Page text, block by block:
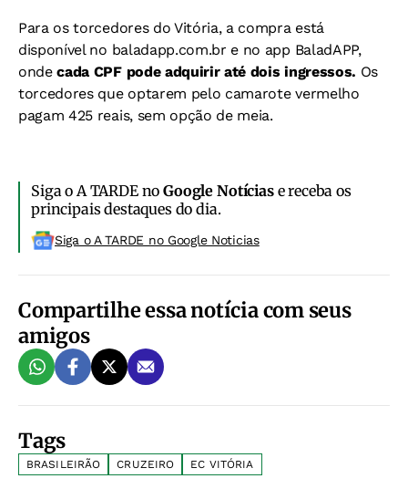
Para os torcedores do Vitória, a compra está
disponível no baladapp.com.br e no app BaladAPP,
ondecada CPF pode adquirir até dois ingressos. Os
torcedores que optarem pelo camarote vermelho
pagam 425 reais, sem opção de meia.
Siga o A TARDE noGoogle Notíciase receba os
principais destaques do dia.
Siga o A TARDE no Google Noticias
Compartilhe essa notícia com seus
amigos
Tags
BRASILEIRÃO CRUZEIRO EC VITÓRIA